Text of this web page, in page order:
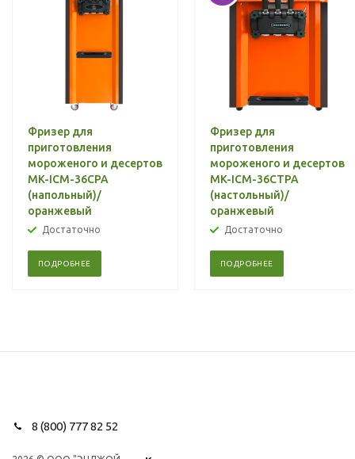
Фризер для
приготовления
мороженого и десертов
MK-ICM-36CPA
(напольный)/
оранжевый
Достаточно
ПОДРОБНЕЕ
Фризер для
приготовления
мороженого и десертов
MK-ICM-36CTPA
(настольный)/
оранжевый
Достаточно
ПОДРОБНЕЕ
8 (800) 777 82 52